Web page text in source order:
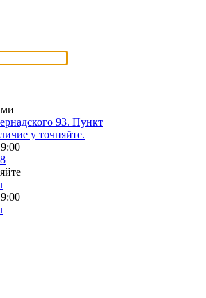
93. Пункт
у точняйте.